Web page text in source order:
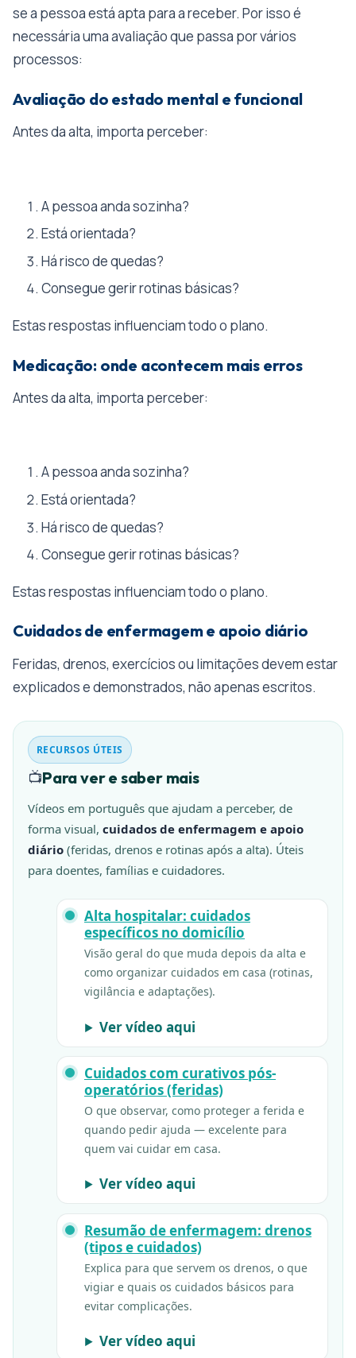
se a pessoa está apta para a receber. Por isso é
necessária uma avaliação que passa por vários
processos:
Avaliação do estado mental e funcional
Antes da alta, importa perceber:
A pessoa anda sozinha?
Está orientada?
Há risco de quedas?
Consegue gerir rotinas básicas?
Estas respostas influenciam todo o plano.
Medicação: onde acontecem mais erros
Antes da alta, importa perceber:
A pessoa anda sozinha?
Está orientada?
Há risco de quedas?
Consegue gerir rotinas básicas?
Estas respostas influenciam todo o plano.
Cuidados de enfermagem e apoio diário
Feridas, drenos, exercícios ou limitações devem estar
explicados e demonstrados, não apenas escritos.
RECURSOS ÚTEIS
📺Para ver e saber mais
Vídeos em português que ajudam a perceber, de
forma visual, cuidados de enfermagem e apoio
diário (feridas, drenos e rotinas após a alta). Úteis
para doentes, famílias e cuidadores.
Alta hospitalar: cuidados
específicos no domicílio
Visão geral do que muda depois da alta e
como organizar cuidados em casa (rotinas,
vigilância e adaptações).
Ver vídeo aqui
Cuidados com curativos pós-
operatórios (feridas)
O que observar, como proteger a ferida e
quando pedir ajuda — excelente para
quem vai cuidar em casa.
Ver vídeo aqui
Resumão de enfermagem: drenos
(tipos e cuidados)
Explica para que servem os drenos, o que
vigiar e quais os cuidados básicos para
evitar complicações.
Ver vídeo aqui